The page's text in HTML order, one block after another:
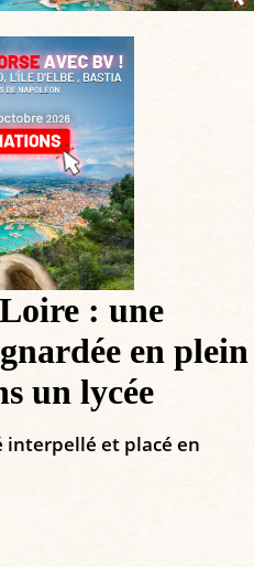
: une
en plein
un lycée
interpellé et placé en